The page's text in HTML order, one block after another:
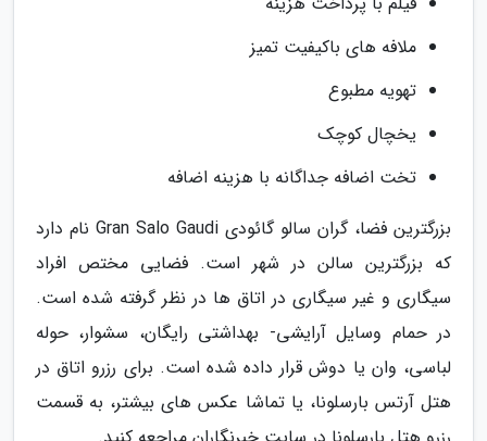
ملافه های باکیفیت تمیز
تهویه مطبوع
یخچال کوچک
تخت اضافه جداگانه با هزینه اضافه
بزرگترین فضا، گران سالو گائودی Gran Salo Gaudi نام دارد
که بزرگترین سالن در شهر است. فضایی مختص افراد
سیگاری و غیر سیگاری در اتاق ها در نظر گرفته شده است.
در حمام وسایل آرایشی- بهداشتی رایگان، سشوار، حوله
لباسی، وان یا دوش قرار داده شده است. برای رزرو اتاق در
هتل آرتس بارسلونا، یا تماشا عکس های بیشتر، به قسمت